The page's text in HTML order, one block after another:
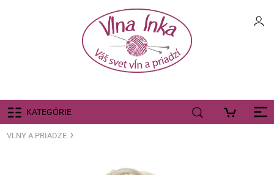
KATEGÓRIE
VLNY A PRIADZE